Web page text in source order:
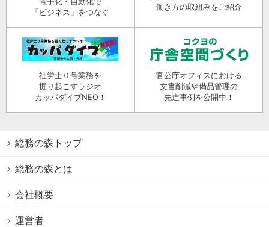
「ビジネス」をつなぐ
働き方の取組みをご紹介
社労士０号業務を
掘り起こすラジオ
カッパダイブNEO！
官公庁オフィスにおける
文書削減や備品管理の
先進事例を公開中！
総務の森トップ
総務の森とは
会社概要
運営者